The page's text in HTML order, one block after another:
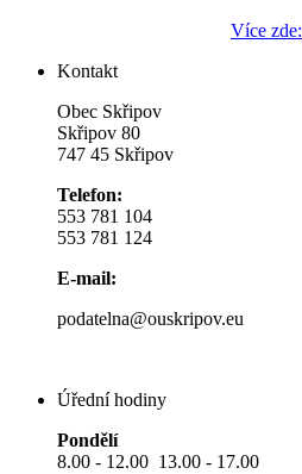
Více zde:
Kontakt
Obec Skřipov
Skřipov 80
747 45 Skřipov
Telefon:
553 781 104
553 781 124
E-mail:
podatelna@ouskripov.eu
Úřední hodiny
Pondělí
8.00 - 12.00 13.00 - 17.00